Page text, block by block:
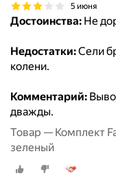
5 июня
Достоинства: Не
Недостатки:Сели
колени.
Комментарий:
дважды.
Товар — Комплект
зеленый